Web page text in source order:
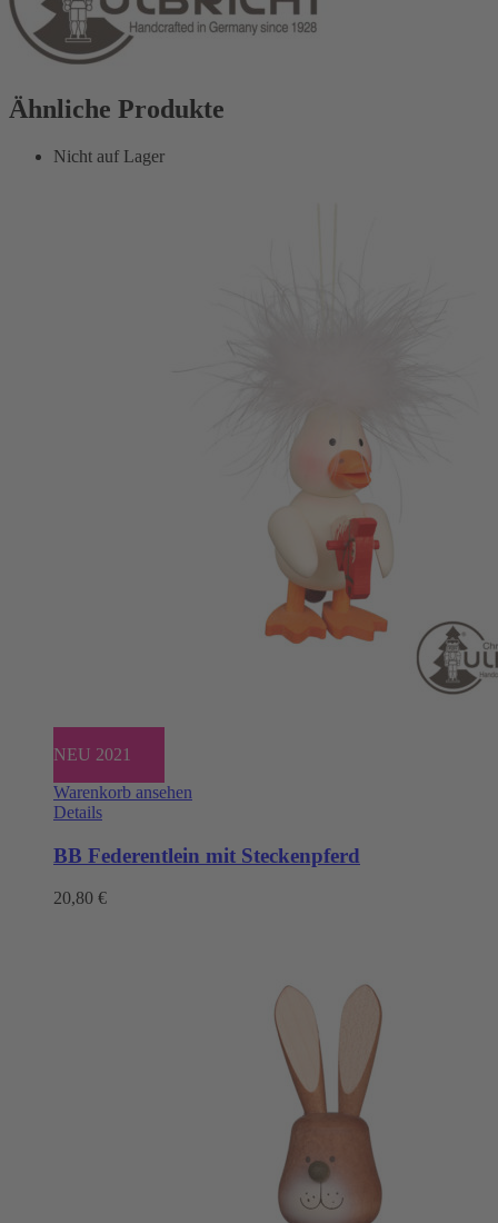
Ähnliche Produkte
Nicht auf Lager
NEU 2021
Warenkorb ansehen
Details
BB Federentlein mit Steckenpferd
20,80 €